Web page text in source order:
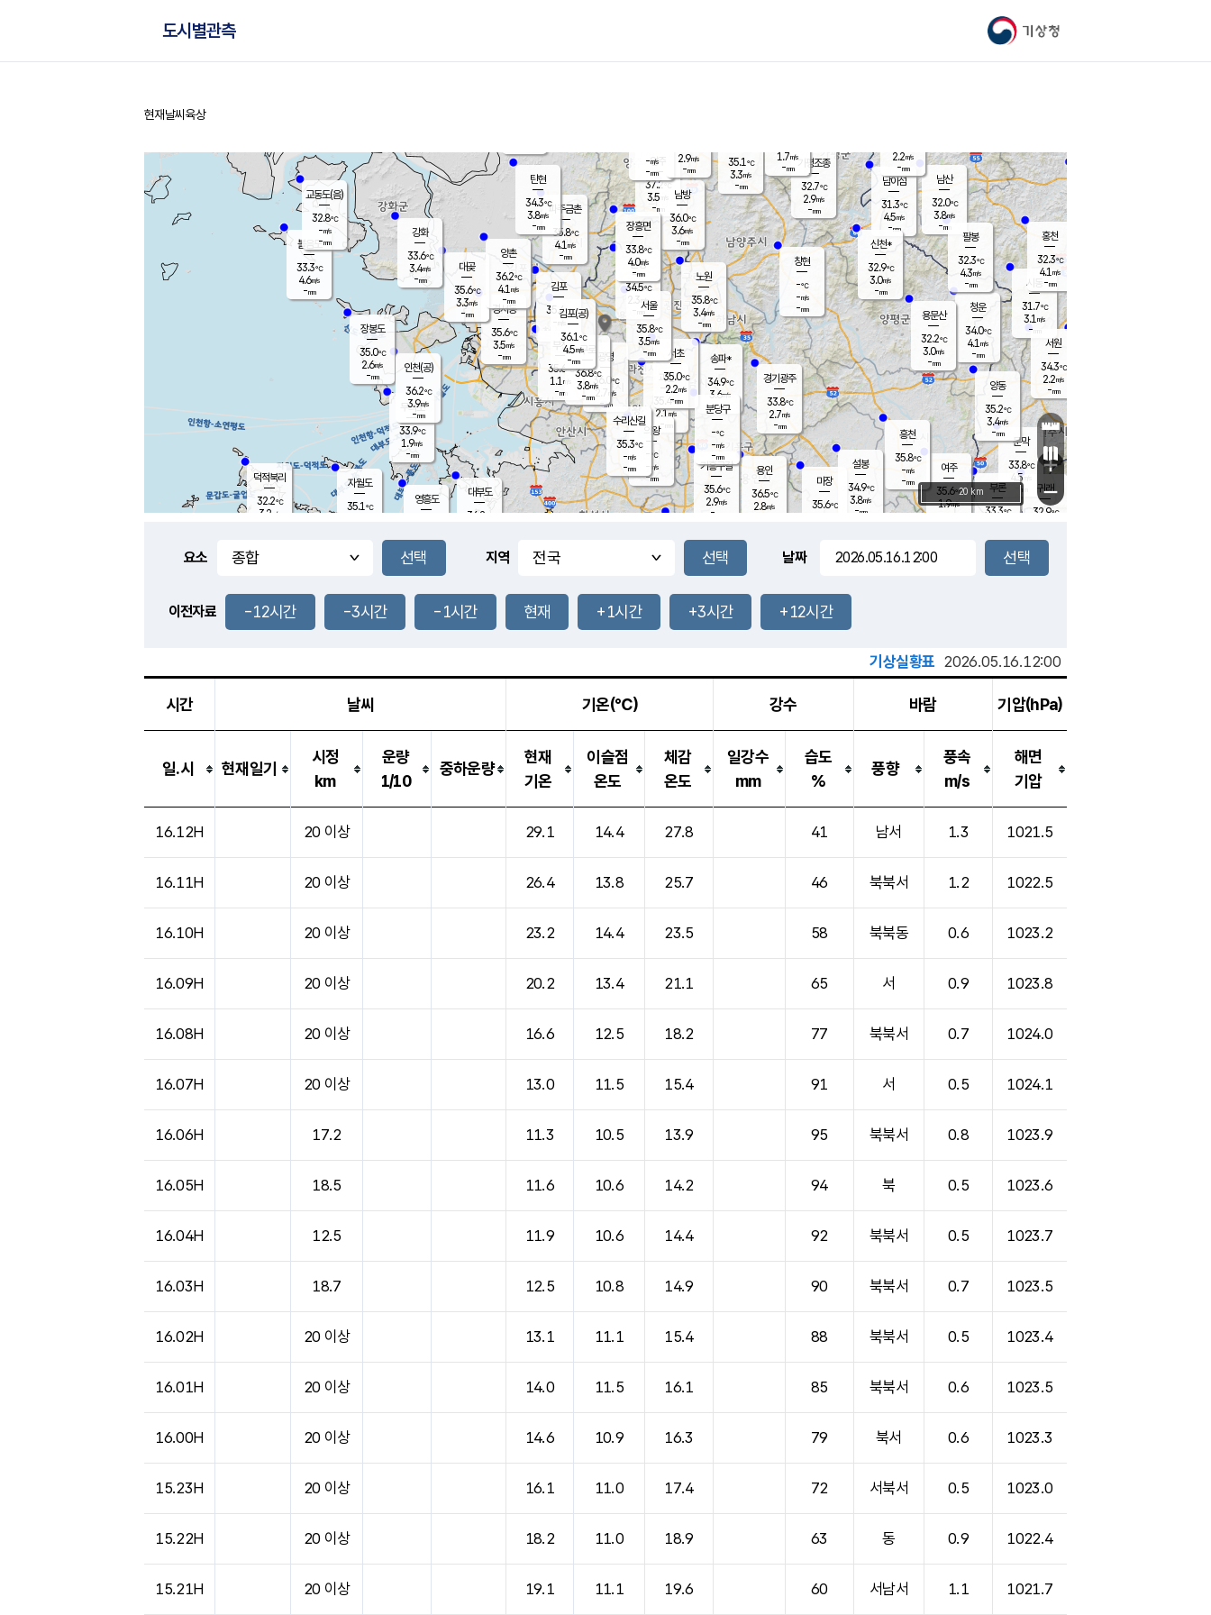
기상청
도시별관측
홈
현재날씨 육상
풍도
1.1m/s
문막
33.8℃
4.5m/s
mm
남이섬
31.3℃
4.5m/s
-mm
무의도
33.9℃
1.9m/s
-mm
영흥도
볼음도
33.3℃
4.6m/s
-mm
자월도
35.1℃
양주
37.2℃
3.5
-mm
부론
33.3℃
과천
35.4℃
2.1m/s
- mm
남산
32.0℃
3.8m/s
-mm
장봉도
35.0℃
2.6m/s
-mm
-mm
청운
34.0℃
4.1 m/s
-mm
팔봉
32.3℃
4.3m/s
-mm
-mm
용인
36.5℃
2.8m/s
여주
35.6℃
1.9m/s
양동
35.2℃
3.4m/s
-mm
경기광주
33.8℃
2.7m/s
-mm
장호원
2.2m/s
-mm
35.0
℃
대부도
36.2
-
경서동
35.6℃
3.5m/s
-mm
파주금촌
35.8℃
4.1 m/s
-mm
가평조종
32.7℃
2.9m/s
-mm
35.1℃
3.3m/s
-mm
대곶
35.6℃
3.3m/s
-mm
신천*
32.9℃
3.0m/s
-mm
창현
-℃
-m/s
-mm
탄현
34.3℃
3.8m/s
-mm
1.7m/s
-mm
35.6℃
2.7m/s
-mm
흥천
35.8℃
-m/s
-mm
마장
35.6℃
의왕
- ℃
-m/s
-mm
김포
35.4℃
-m/s
mm
설봉
34.9℃
3.8m/s
-mm
광명
36.0
℃
2.7 m/s
-mm
부천
35.6℃
1.1 m/s
-mm
-mm
양촌
36.2℃
4.1 m/s
-mm
구로
36.8℃
3.8m/s
-mm
은평
34.5℃
2.3 m/s
- mm
노원
35.8℃
3.4m/s
-mm
송파*
34.9℃
3.6m/s
-mm
서초
35.0℃
2.2m/s
-mm
남방
36.0℃
3.6m/s
-mm
기흥구갈
35.6℃
2.9m/s
-
수리산길
35.3℃
-m/s
-mm
분당구
-℃
-m/s
-mm
장흥면
33.8℃
4.0m/s
-mm
-m/s
-mm
시동
31.7℃
3.1 m/s
- mm
귀래
32.9℃
서원
34.3℃
2.2m/s
-mm
용문산
32.2℃
3.0m/s
-mm
덕적북리
32.2℃
3.2 m/s
홍천
32.3℃
4.1 m/s
-mm
강화
33.6℃
3.4m/s
-mm
인천(공)
36.2℃
3.9m/s
-mm
김포(공)
36.1℃
4.5m/s
-mm
서울
35.8℃
3.5m/s
-mm
2.9m/s
-mm
교동도(음)
32.8℃
-m/s
-mm
+
−
20 km
요소 지역 날짜
이전자료 -12시간 -3시간 -1시간 현재 +1시간 +3시간 +12시간
기상실황표 2026.05.16.12:00
시간 날씨 기온(℃) 강수 바람 기압(hPa)
일.시 현재일기
시정
km
운량
1/10
중하운량
현재
기온
이슬점
온도
체감
온도
일강수
mm
습도
%
풍향
풍속
m/s
해면
기압
16.12H 20 이상 29.1 14.4 27.8 41 남서 1.3 1021.5
16.11H 20 이상 26.4 13.8 25.7 46 북북서 1.2 1022.5
16.10H 20 이상 23.2 14.4 23.5 58 북북동 0.6 1023.2
16.09H 20 이상 20.2 13.4 21.1 65 서 0.9 1023.8
16.08H 20 이상 16.6 12.5 18.2 77 북북서 0.7 1024.0
16.07H 20 이상 13.0 11.5 15.4 91 서 0.5 1024.1
16.06H 17.2 11.3 10.5 13.9 95 북북서 0.8 1023.9
16.05H 18.5 11.6 10.6 14.2 94 북 0.5 1023.6
16.04H 12.5 11.9 10.6 14.4 92 북북서 0.5 1023.7
16.03H 18.7 12.5 10.8 14.9 90 북북서 0.7 1023.5
16.02H 20 이상 13.1 11.1 15.4 88 북북서 0.5 1023.4
16.01H 20 이상 14.0 11.5 16.1 85 북북서 0.6 1023.5
16.00H 20 이상 14.6 10.9 16.3 79 북서 0.6 1023.3
15.23H 20 이상 16.1 11.0 17.4 72 서북서 0.5 1023.0
15.22H 20 이상 18.2 11.0 18.9 63 동 0.9 1022.4
15.21H 20 이상 19.1 11.1 19.6 60 서남서 1.1 1021.7